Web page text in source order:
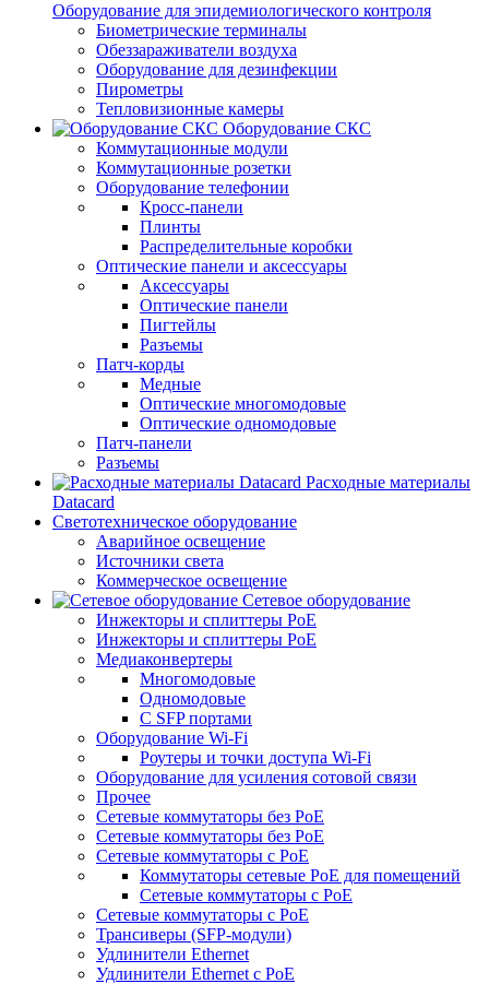
Оборудование для эпидемиологического контроля
Биометрические терминалы
Обеззараживатели воздуха
Оборудование для дезинфекции
Пирометры
Тепловизионные камеры
Оборудование СКС
Коммутационные модули
Коммутационные розетки
Оборудование телефонии
Кросс-панели
Плинты
Распределительные коробки
Оптические панели и аксессуары
Аксессуары
Оптические панели
Пигтейлы
Разъемы
Патч-корды
Медные
Оптические многомодовые
Оптические одномодовые
Патч-панели
Разъемы
Расходные материалы
Datacard
Светотехническое оборудование
Аварийное освещение
Источники света
Коммерческое освещение
Сетевое оборудование
Инжекторы и сплиттеры PoE
Инжекторы и сплиттеры РоЕ
Медиаконвертеры
Многомодовые
Одномодовые
С SFP портами
Оборудование Wi-Fi
Роутеры и точки доступа Wi-Fi
Оборудование для усиления сотовой связи
Прочее
Сетевые коммутаторы без PoE
Сетевые коммутаторы без РоЕ
Сетевые коммутаторы с PoE
Коммутаторы сетевые PoE для помещений
Сетевые коммутаторы с PoE
Сетевые коммутаторы с РоЕ
Трансиверы (SFP-модули)
Удлинители Ethernet
Удлинители Ethernet с PoE